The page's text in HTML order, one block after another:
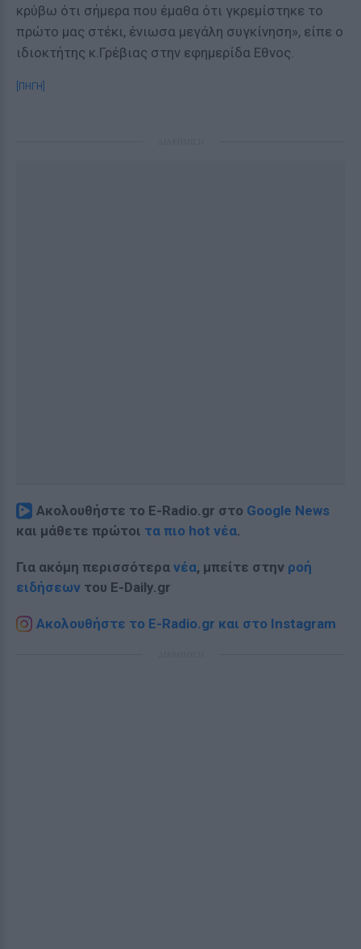
κρύβω ότι σήμερα που έμαθα ότι γκρεμίστηκε το
πρώτο μας στέκι, ένιωσα μεγάλη συγκίνηση», είπε ο
ιδιοκτήτης κ.Γρέβιας στην εφημερίδα Εθνος.
[ΠΗΓΗ]
Ακολουθήστε το E-Radio.gr στο Google News
και μάθετε πρώτοι τα πιο hot νέα.
Για ακόμη περισσότερα νέα, μπείτε στην ροή
ειδήσεων του E-Daily.gr
Ακολουθήστε το E-Radio.gr και στο Instagram